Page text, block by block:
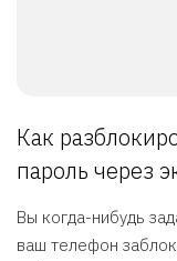
Как
пароль через
Вы когда-нибудь
ваш телефон